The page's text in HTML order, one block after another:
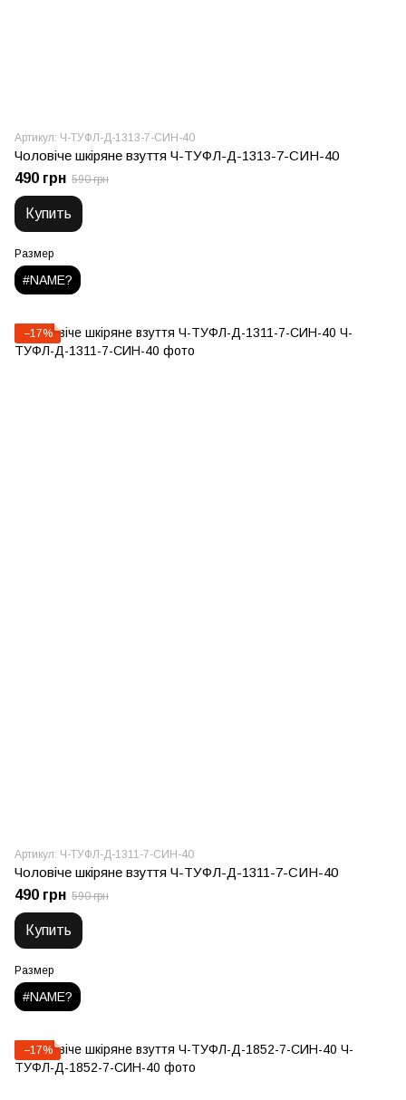
Артикул: Ч-ТУФЛ-Д-1313-7-СИН-40
Чоловіче шкіряне взуття Ч-ТУФЛ-Д-1313-7-СИН-40
490 грн 590 грн
Купить
Размер
#NAME?
−17%
Артикул: Ч-ТУФЛ-Д-1311-7-СИН-40
Чоловіче шкіряне взуття Ч-ТУФЛ-Д-1311-7-СИН-40
490 грн 590 грн
Купить
Размер
#NAME?
−17%